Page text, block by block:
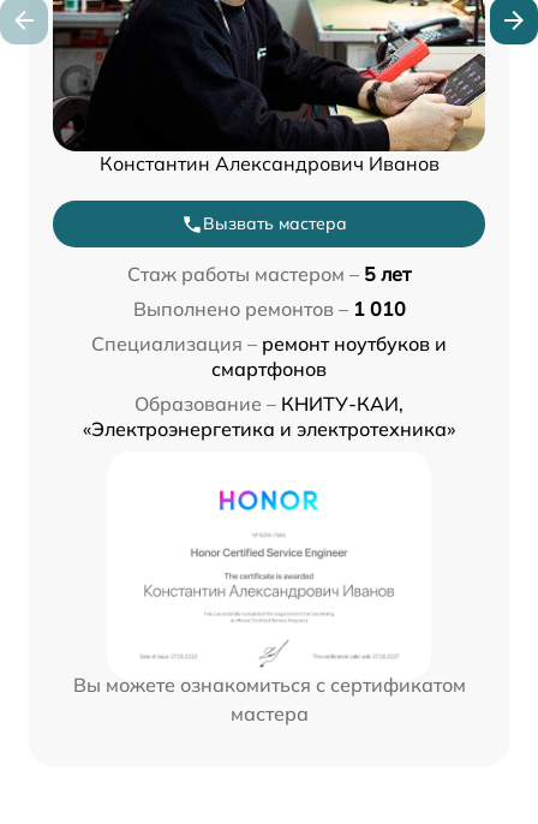
Константин Александрович Иванов
Вызвать мастера
Стаж работы мастером – 5 лет
Выполнено ремонтов – 1 010
Специализация – ремонт ноутбуков и
смартфонов
Образование – КНИТУ-КАИ,
«Электроэнергетика и электротехника»
Вы можете ознакомиться с сертификатом
мастера